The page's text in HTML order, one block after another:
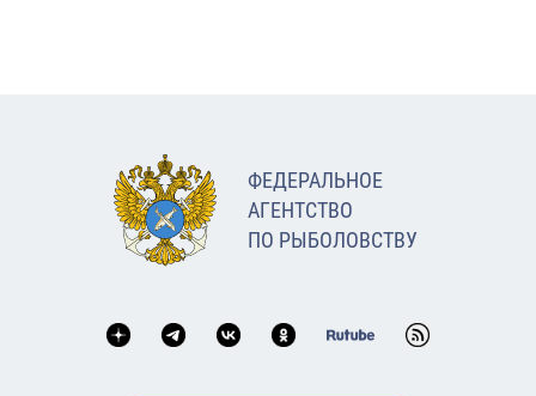
ФЕДЕРАЛЬНОЕ
АГЕНТСТВО
ПО РЫБОЛОВСТВУ